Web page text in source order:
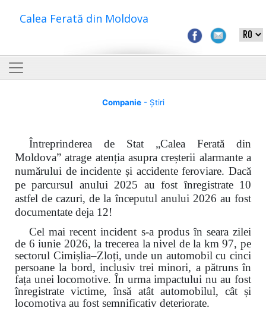
Calea Ferată din Moldova
Companie- Știri
Întreprinderea de Stat „Calea Ferată din
Moldova” atrage atenția asupra creșterii alarmante a
numărului de incidente și accidente feroviare. Dacă
pe parcursul anului 2025 au fost înregistrate 10
astfel de cazuri, de la începutul anului 2026 au fost
documentate deja 12!
Cel mai recent incident s-a produs în seara zilei
de 6 iunie 2026, la trecerea la nivel de la km 97, pe
sectorul Cimișlia–Zloți, unde un automobil cu cinci
persoane la bord, inclusiv trei minori, a pătruns în
fața unei locomotive. În urma impactului nu au fost
înregistrate victime, însă atât automobilul, cât și
locomotiva au fost semnificativ deteriorate.